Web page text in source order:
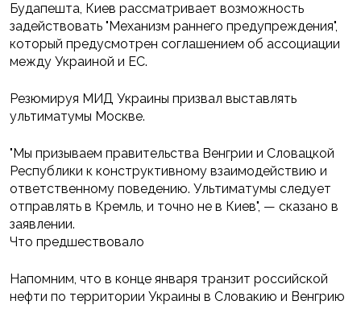
Будапешта, Киев рассматривает возможность
задействовать "Механизм раннего предупреждения",
который предусмотрен соглашением об ассоциации
между Украиной и ЕС.
Резюмируя МИД Украины призвал выставлять
ультиматумы Москве.
"Мы призываем правительства Венгрии и Словацкой
Республики к конструктивному взаимодействию и
ответственному поведению. Ультиматумы следует
отправлять в Кремль, и точно не в Киев", — сказано в
заявлении.
Что предшествовало
Напомним, что в конце января транзит российской
нефти по территории Украины в Словакию и Венгрию